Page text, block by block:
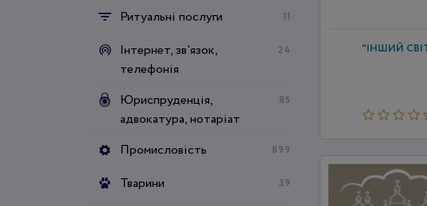
Ритуальні послуги 11
Інтернет, зв'язок,
телефонія
24
Юриспруденція,
адвокатура, нотаріат
85
Промисловість 899
Тварини 39
"ІНШИЙ